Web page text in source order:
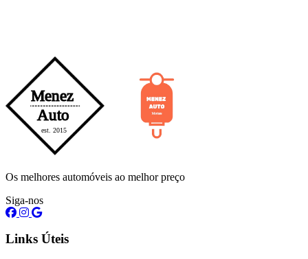
Os melhores automóveis ao melhor preço
Siga-nos
Links Úteis